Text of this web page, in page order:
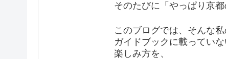
そのたびに「やっぱり京
このブログでは、そんな私
ガイドブックに載ってい
楽しみ方を、